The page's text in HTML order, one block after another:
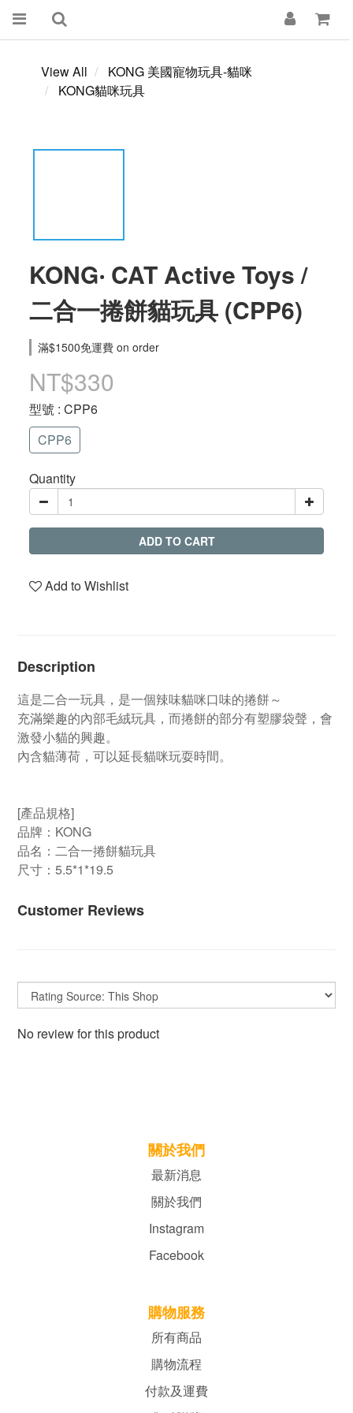
View All
KONG 美國寵物玩具-貓咪
KONG貓咪玩具
KONG‧ CAT Active Toys /
二合一捲餅貓玩具 (CPP6)
滿$1500免運費 on order
NT$330
型號 : CPP6
CPP6
Quantity
ADD TO CART
Add to Wishlist
Description
這是二合一玩具，是一個辣味貓咪口味的捲餅～
充滿樂趣的內部毛絨玩具，而捲餅的部分有塑膠袋聲，會
激發小貓的興趣。
內含貓薄荷，可以延長貓咪玩耍時間。
[產品規格]
品牌：KONG
品名：二合一捲餅貓玩具
尺寸：5.5*1*19.5
Customer Reviews
No review for this product
關於我們
最新消息
關於我們
Instagram
Facebook
購物服務
所有商品
購物流程
付款及運費